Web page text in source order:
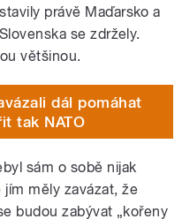
právě Maďarsko a
se zdržely.
většinou.
dál pomáhat
tak NATO
sám o sobě nijak
jím měly zavázat, že
budou zabývat „kořeny